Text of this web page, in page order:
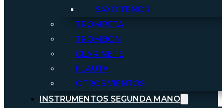
SAXO TENOR
TROMPETA
TROMBÓN
CLARINETE
FLAUTA
OTROS VIENTOS
INSTRUMENTOS SEGUNDA MANO